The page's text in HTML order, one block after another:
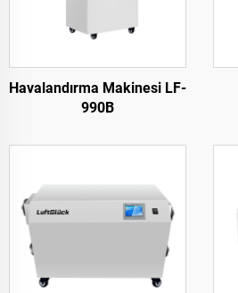
Havalandırma Makinesi LF-
990B